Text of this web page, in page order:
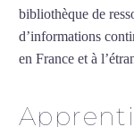
bibliothèque de
d’informations
en France et à